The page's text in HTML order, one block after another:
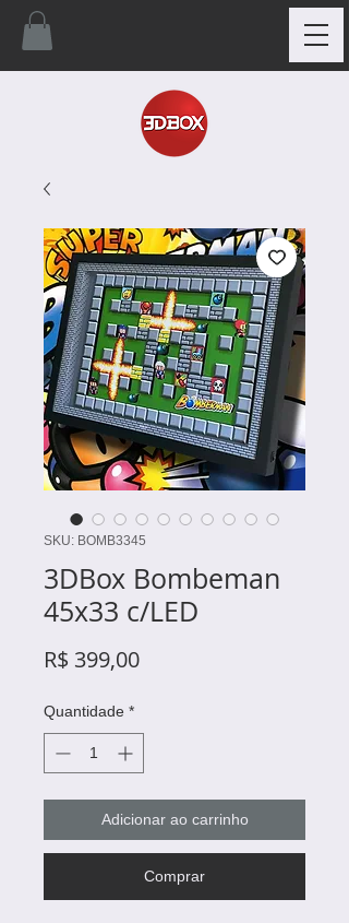
SKU: BOMB3345
3DBox Bombeman
45x33 c/LED
R$ 399,00Preço
Quantidade *
Adicionar ao carrinho
Comprar